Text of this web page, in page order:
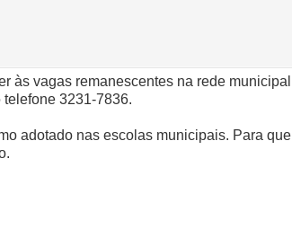
às vagas remanescentes na rede
3231-7836.
adotado nas escolas municipais. Para